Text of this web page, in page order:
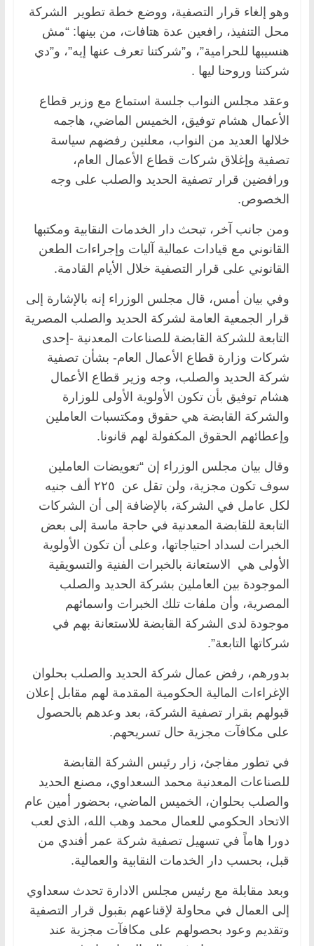
وهو إلغاء قرار التصفية، ووضع خطة تطوير الشركة
محل التنفيذ، رافعين عدة هتافات، من بينها: “مش
هنسيبها للحرامية”، و”شركتنا تعرف عنها إيه”، و”دي
شركتنا وروحنا ليها .
وعقد مجلس النواب جلسة استماع مع وزير قطاع
الأعمال هشام توفيق، الخميس الماضي، هاجمه
خلالها العديد من النواب، معلنين رفضهم سياسة
تصفية وإغلاق شركات قطاع الأعمال العام،
ورافضين قرار تصفية الحديد والصلب على وجه
الخصوص.
ومن جانب آخر، تبحث دار الخدمات النقابية ومكتبها
القانوني مع قيادات عمالية آليات وإجراءات الطعن
القانوني على قرار التصفية خلال الأيام القادمة.
وفي بيان أمس، قال مجلس الوزراء إنه بالإشارة إلى
قرار الجمعية العامة لشركة الحديد والصلب المصرية
التابعة للشركة القابضة للصناعات المعدنية -إحدى
شركات وزارة قطاع الأعمال العام- بشأن تصفية
شركة الحديد والصلب، وجه وزير قطاع الأعمال
هشام توفيق بأن تكون الأولوية الأولى للوزارة
والشركة القابضة هي حقوق ومكتسبات العاملين
وإعطائهم الحقوق المكفولة لهم قانونا.
وقال بيان مجلس الوزراء إن “تعويضات العاملين
سوف تكون مجزية، ولن تقل عن ٢٢٥ ألف جنيه
لكل عامل في الشركة، بالإضافة إلى أن الشركات
التابعة للقابضة المعدنية في حاجة ماسة إلى بعض
الخبرات لسداد احتياجاتها، وعلى أن تكون الأولوية
الأولى هي الاستعانة بالخبرات الفنية والتسويقية
الموجودة بين العاملين بشركة الحديد والصلب
المصرية، وأن ملفات تلك الخبرات واسمائهم
موجودة لدى الشركة القابضة للاستعانة بهم في
شركاتها التابعة”.
بدورهم، رفض عمال شركة الحديد والصلب بحلوان
الإغراءات المالية الحكومية المقدمة لهم مقابل إعلان
قبولهم بقرار تصفية الشركة، بعد وعدهم بالحصول
على مكافآت مجزية حال تسريحهم.
في تطور مفاجئ، زار رئيس الشركة القابضة
للصناعات المعدنية محمد السعداوي، مصنع الحديد
والصلب بحلوان، الخميس الماضي، بحضور أمين عام
الاتحاد الحكومي للعمال محمد وهب الله، الذي لعب
دورا هاماً في تسهيل تصفية شركة عمر أفندي من
قبل، بحسب دار الخدمات النقابية والعمالية.
وبعد مقابلة مع رئيس مجلس الادارة تحدث سعداوي
إلى العمال في محاولة لإقناعهم بقبول قرار التصفية
وتقديم وعود بحصولهم على مكافآت مجزية عند